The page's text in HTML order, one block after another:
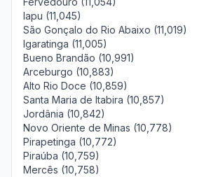
Iapu (11,045)
São Gonçalo do Rio Abaixo (11,019)
Igaratinga (11,005)
Bueno Brandão (10,991)
Arceburgo (10,883)
Alto Rio Doce (10,859)
Santa Maria de Itabira (10,857)
Jordânia (10,842)
Novo Oriente de Minas (10,778)
Pirapetinga (10,772)
Piraúba (10,759)
Mercês (10,758)